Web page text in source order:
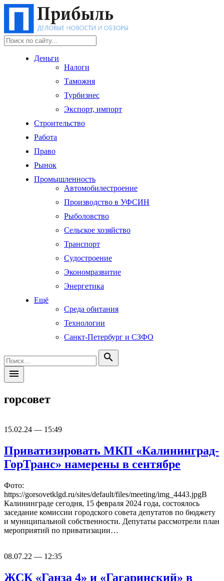
Деньги
Налоги
Таможня
Турбизнес
Экспорт, импорт
Строительство
Работа
Право
Рынок
Промышленность
Автомобилестроение
Производство в УФСИН
Рыболовство
Сельское хозяйство
Транспорт
Судостроение
Экономразвитие
Энергетика
Ещё
Среда обитания
Технологии
Санкт-Петербург и СЗФО
search
menu
горсовет
15.02.24 — 15:49
Приватизировать МКП «Калининград-
ГорТранс» намерены в сентябре
Фото:
https://gorsovetklgd.ru/sites/default/files/meeting/img_4443.jpgВ
Калининграде сегодня, 15 февраля 2024 года, состоялось
заседание комиссии городского совета депутатов по бюджету
и муниципальной собственности. Депутаты рассмотрели план
мероприятий по приватизации…
08.07.22 — 12:35
ЖСК «Ганза 4» и «Гагаринский» в